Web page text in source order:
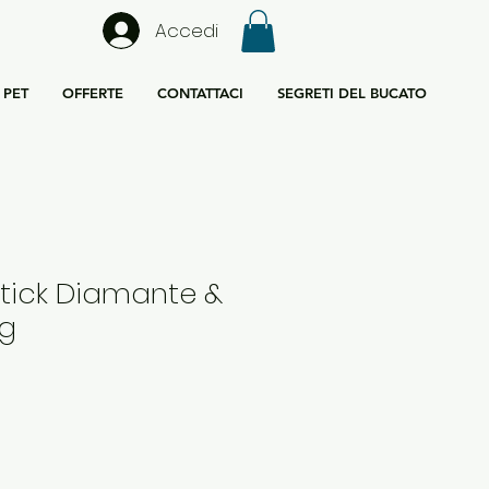
Accedi
PET OFFERTE CONTATTACI SEGRETI DEL BUCATO
Diamante &